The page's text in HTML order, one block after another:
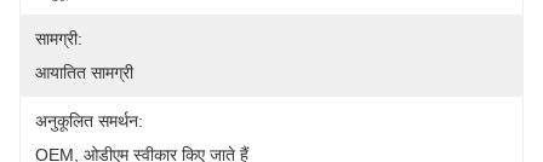
सामग्री:
आयातित सामग्री
अनुकूलित समर्थन:
OEM, ओडीएम स्वीकार किए जाते हैं